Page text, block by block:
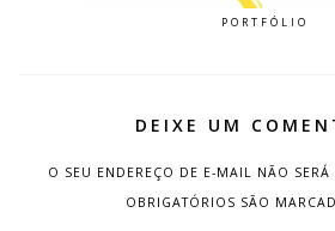
PORTFÓLIO
DEIXE UM
O SEU ENDEREÇO DE E-MAIL NÃO
OBRIGATÓRIOS SÃO